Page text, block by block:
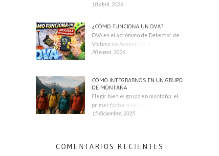
10 abril, 2026
¿CÓMO FUNCIONA UN DVA?
DVA es el acrónimo de Detector de
Víctima de Avalancha. También se
28 enero, 2026
CÓMO INTEGRARNOS EN UN GRUPO
DE MONTAÑA
Elegir bien el grupo en montaña: el
primer factor que condiciona tu
15 diciembre, 2025
COMENTARIOS RECIENTES